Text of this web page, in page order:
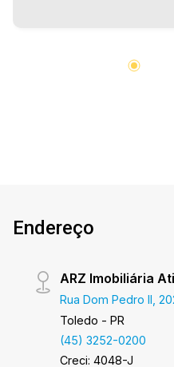
Endereço
ARZ Imobiliária
Rua Dom Pedro II,
Toledo - PR
(45) 3252-0200
Creci: 4048-J